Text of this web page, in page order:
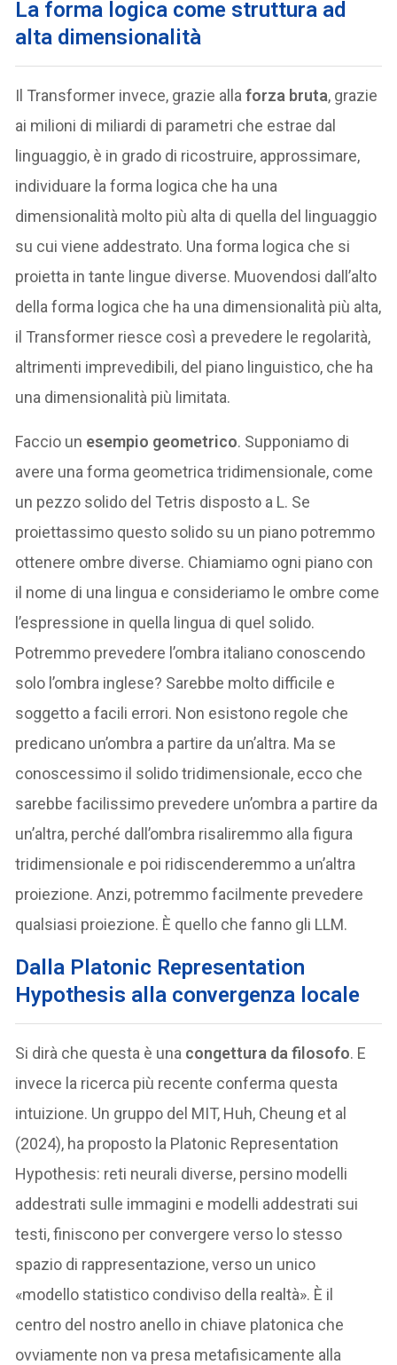
La forma logica come struttura ad
alta dimensionalità
Il Transformer invece, grazie allaforza bruta, grazie
ai milioni di miliardi di parametri che estrae dal
linguaggio, è in grado di ricostruire, approssimare,
individuare la forma logica che ha una
dimensionalità molto più alta di quella del linguaggio
su cui viene addestrato. Una forma logica che si
proietta in tante lingue diverse. Muovendosi dall’alto
della forma logica che ha una dimensionalità più alta,
il Transformer riesce così a prevedere le regolarità,
altrimenti imprevedibili, del piano linguistico, che ha
una dimensionalità più limitata.
Faccio un esempio geometrico. Supponiamo di
avere una forma geometrica tridimensionale, come
un pezzo solido del Tetris disposto a L. Se
proiettassimo questo solido su un piano potremmo
ottenere ombre diverse. Chiamiamo ogni piano con
il nome di una lingua e consideriamo le ombre come
l’espressione in quella lingua di quel solido.
Potremmo prevedere l’ombra italiano conoscendo
solo l’ombra inglese? Sarebbe molto difficile e
soggetto a facili errori. Non esistono regole che
predicano un’ombra a partire da un’altra. Ma se
conoscessimo il solido tridimensionale, ecco che
sarebbe facilissimo prevedere un’ombra a partire da
un’altra, perché dall’ombra risaliremmo alla figura
tridimensionale e poi ridiscenderemmo a un’altra
proiezione. Anzi, potremmo facilmente prevedere
qualsiasi proiezione. È quello che fanno gli LLM.
Dalla Platonic Representation
Hypothesis alla convergenza locale
Si dirà che questa è una congettura da filosofo. E
invece la ricerca più recente conferma questa
intuizione. Un gruppo del MIT, Huh, Cheung et al
(2024), ha proposto la Platonic Representation
Hypothesis: reti neurali diverse, persino modelli
addestrati sulle immagini e modelli addestrati sui
testi, finiscono per convergere verso lo stesso
spazio di rappresentazione, verso un unico
«modello statistico condiviso della realtà». È il
centro del nostro anello in chiave platonica che
ovviamente non va presa metafisicamente alla